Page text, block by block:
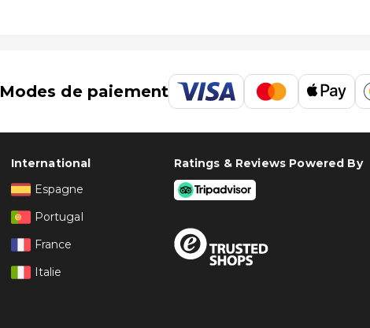
Modes de paiement
International
Espagne
Portugal
France
Italie
Ratings & Reviews Powered By